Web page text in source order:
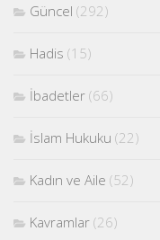
Güncel (292)
Hadis (15)
İbadetler (66)
İslam Hukuku (22)
Kadın ve Aile (52)
Kavramlar (26)